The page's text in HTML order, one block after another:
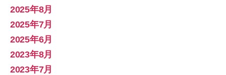
2025年8月
2025年7月
2025年6月
2023年8月
2023年7月